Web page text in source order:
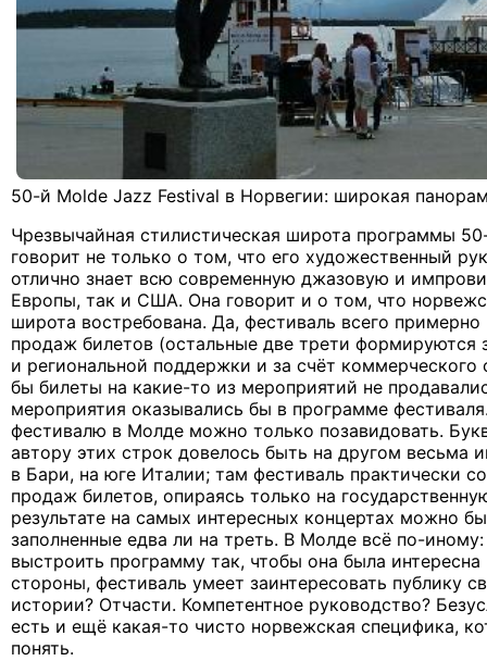
50-й Molde Jazz Festival в Норвегии: широкая
Чрезвычайная стилистическая широта программы
говорит не только о том, что его художественный
отлично знает всю современную джазовую и
Европы, так и США. Она говорит и о том, что
широта востребована. Да, фестиваль всего примерно
продаж билетов (остальные две трети формируются
и региональной поддержки и за счёт коммерческого
бы билеты на какие-то из мероприятий не
мероприятия оказывались бы в программе
фестивалю в Молде можно только позавидовать.
автору этих строк довелось быть на другом весьма
в Бари, на юге Италии; там фестиваль практически
продаж билетов, опираясь только на
результате на самых интересных концертах можно
заполненные едва ли на треть. В Молде всё по-
выстроить программу так, чтобы она была интересна
стороны, фестиваль умеет заинтересовать публику
истории? Отчасти. Компетентное руководство?
есть и ещё какая-то чисто норвежская специфика,
понять.